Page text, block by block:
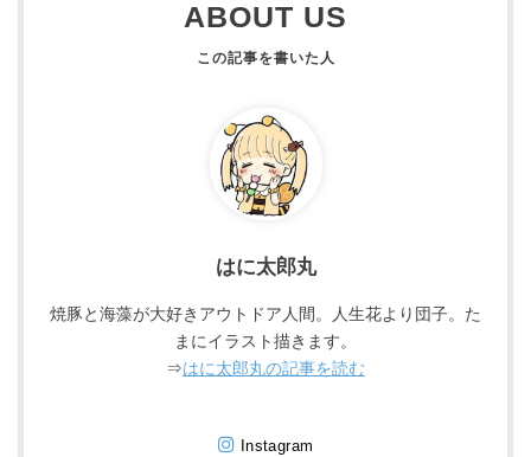
ABOUT US
はに太郎丸
焼豚と海藻が大好きアウトドア人間。人生花より団子。た
まにイラスト描きます。
⇒はに太郎丸の記事を読む
Instagram